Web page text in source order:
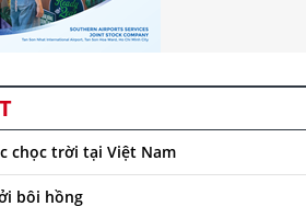
chọc trời tại Việt Nam
bôi hồng